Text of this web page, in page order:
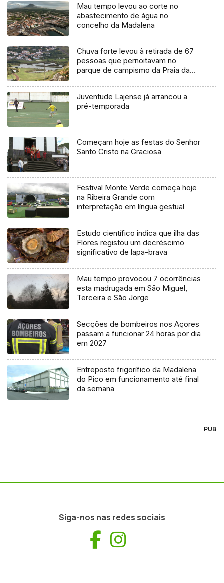
Mau tempo levou ao corte no
abastecimento de água no
concelho da Madalena
Chuva forte levou à retirada de 67
pessoas que pernoitavam no
parque de campismo da Praia da
Juventude Lajense já arrancou a
pré-temporada
Começam hoje as festas do Senhor
Santo Cristo na Graciosa
Festival Monte Verde começa hoje
na Ribeira Grande com
interpretação em língua gestual
Estudo científico indica que ilha das
Flores registou um decréscimo
significativo de lapa-brava
Mau tempo provocou 7 ocorrências
esta madrugada em São Miguel,
Terceira e São Jorge
Secções de bombeiros nos Açores
passam a funcionar 24 horas por dia
em 2027
Entreposto frigorífico da Madalena
do Pico em funcionamento até final
da semana
PUB
Siga-nos nas redes sociais
Facebook